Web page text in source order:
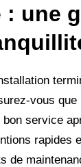
: une
vous que
bon service
rapides
de